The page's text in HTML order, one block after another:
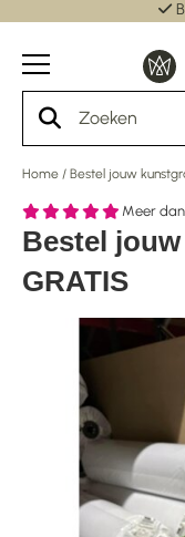
Home / Bestel jouw
Meer dan
Bestel
GRATIS